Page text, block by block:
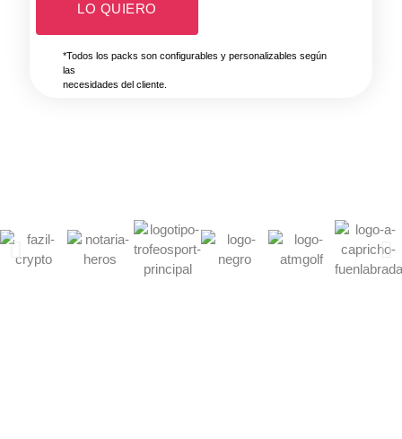
LO QUIERO
*Todos los packs son configurables y personalizables según
las
necesidades del cliente.